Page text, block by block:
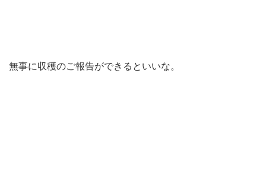
無事に収穫のご報告ができるといいな。